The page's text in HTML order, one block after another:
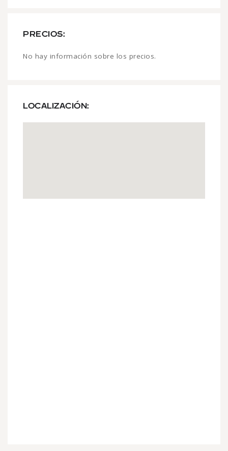
PRECIOS:
No hay información sobre los precios.
LOCALIZACIÓN: